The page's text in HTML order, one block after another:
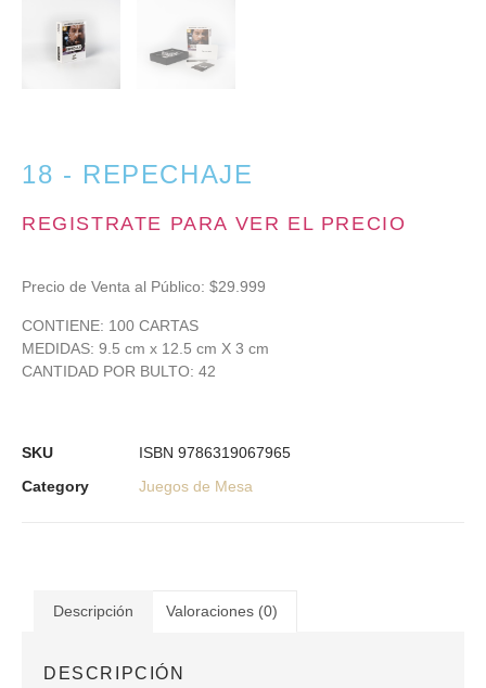
18 - REPECHAJE
REGISTRATE PARA VER EL PRECIO
Precio de Venta al Público: $29.999
CONTIENE: 100 CARTAS
MEDIDAS: 9.5 cm x 12.5 cm X 3 cm
CANTIDAD POR BULTO: 42
SKU
ISBN 9786319067965
Category
Juegos de Mesa
Descripción Valoraciones (0)
DESCRIPCIÓN